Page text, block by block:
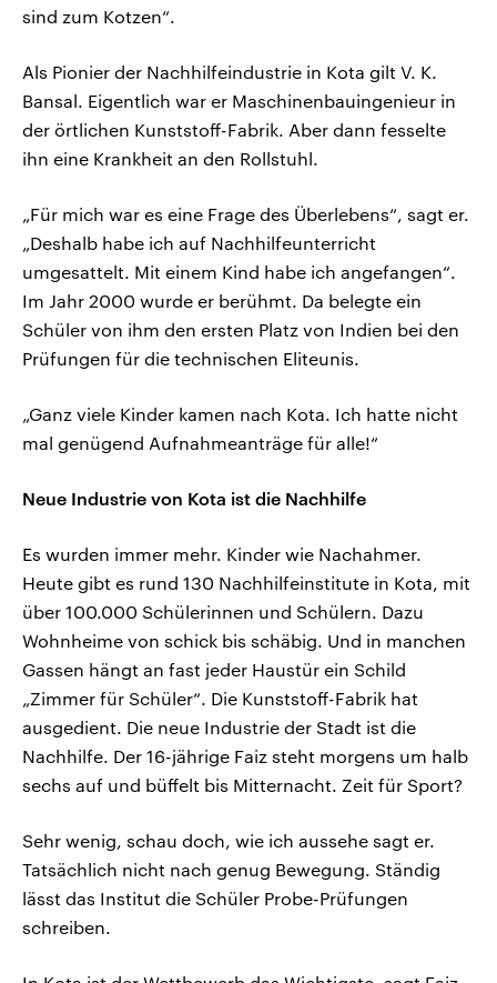
sind zum Kotzen“.
Als Pionier der Nachhilfeindustrie in Kota gilt V. K.
Bansal. Eigentlich war er Maschinenbauingenieur in
der örtlichen Kunststoff-Fabrik. Aber dann fesselte
ihn eine Krankheit an den Rollstuhl.
„Für mich war es eine Frage des Überlebens“, sagt er.
„Deshalb habe ich auf Nachhilfeunterricht
umgesattelt. Mit einem Kind habe ich angefangen“.
Im Jahr 2000 wurde er berühmt. Da belegte ein
Schüler von ihm den ersten Platz von Indien bei den
Prüfungen für die technischen Eliteunis.
„Ganz viele Kinder kamen nach Kota. Ich hatte nicht
mal genügend Aufnahmeanträge für alle!“
Neue Industrie von Kota ist die Nachhilfe
Es wurden immer mehr. Kinder wie Nachahmer.
Heute gibt es rund 130 Nachhilfeinstitute in Kota, mit
über 100.000 Schülerinnen und Schülern. Dazu
Wohnheime von schick bis schäbig. Und in manchen
Gassen hängt an fast jeder Haustür ein Schild
„Zimmer für Schüler“. Die Kunststoff-Fabrik hat
ausgedient. Die neue Industrie der Stadt ist die
Nachhilfe. Der 16-jährige Faiz steht morgens um halb
sechs auf und büffelt bis Mitternacht. Zeit für Sport?
Sehr wenig, schau doch, wie ich aussehe sagt er.
Tatsächlich nicht nach genug Bewegung. Ständig
lässt das Institut die Schüler Probe-Prüfungen
schreiben.